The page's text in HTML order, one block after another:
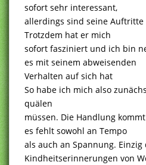
sofort sehr interessant,
allerdings sind seine
Trotzdem hat er mich
sofort fasziniert und ich bin
es mit seinem abweisenden
Verhalten auf sich hat
So habe ich mich also
quälen
müssen. Die Handlung
es fehlt sowohl an Tempo
als auch an Spannung. Einzig
Kindheitserinnerungen von